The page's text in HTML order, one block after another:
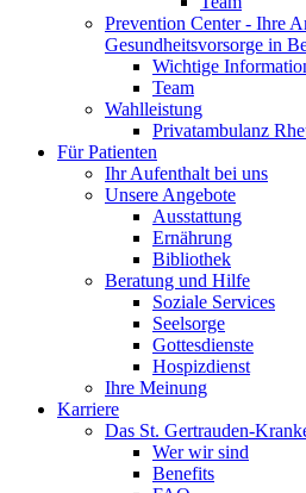
Prevention Center - Ihre
Gesundheitsvorsorge in
Wichtige
Team
Wahlleistung
Privatambulanz
Für Patienten
Ihr Aufenthalt bei uns
Unsere Angebote
Ausstattung
Ernährung
Bibliothek
Beratung und Hilfe
Soziale Services
Seelsorge
Gottesdienste
Hospizdienst
Ihre Meinung
Karriere
Das St. Gertrauden-
Wer wir sind
Benefits